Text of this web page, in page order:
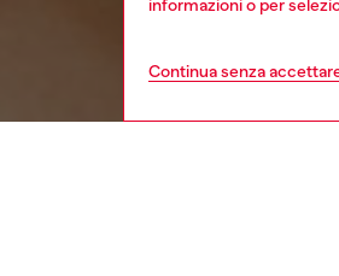
informazioni o per
Continua senza